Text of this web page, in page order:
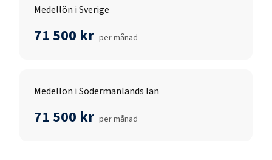
Medellön i Sverige
71 500 kr per månad
Medellön i Södermanlands län
71 500 kr per månad